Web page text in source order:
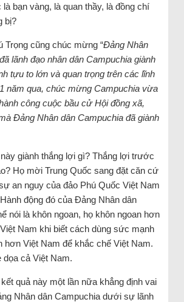
bạn vàng, là quan thầy, là đồng chí
bị?
Trọng cũng chúc mừng “Đảng Nhân
lãnh đạo nhân dân Campuchia giành
tựu to lớn và quan trọng trên các lĩnh
năm qua, chúc mừng Campuchia vừa
công cuộc bầu cử Hội đồng xã,
Đảng Nhân dân Campuchia đã giành
giành thắng lợi gì? Thắng lợi trước
Họ mời Trung Quốc sang đặt căn cứ
an nguy của đảo Phú Quốc Việt Nam
động đó của Đảng Nhân dân
nói là khôn ngoan, họ khôn ngoan hơn
Nam khi biết cách dùng sức mạnh
hơn Việt Nam để khắc chế Việt Nam.
cả Việt Nam.
quả này một lần nữa khẳng định vai
Nhân dân Campuchia dưới sự lãnh